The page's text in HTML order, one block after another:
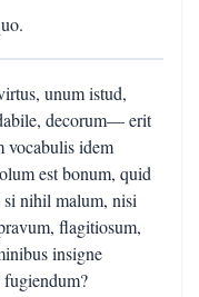
unum istud,
decorum— erit
vocabulis idem
est bonum, quid
si nihil malum, nisi
flagitiosum,
insigne